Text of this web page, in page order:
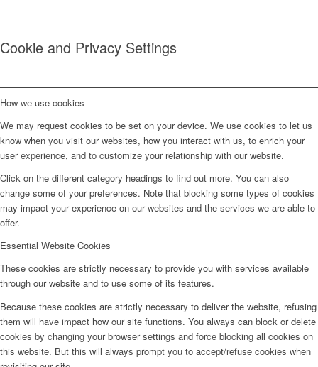
Cookie and Privacy Settings
How we use cookies
We may request cookies to be set on your device. We use cookies to let us
know when you visit our websites, how you interact with us, to enrich your
user experience, and to customize your relationship with our website.
Click on the different category headings to find out more. You can also
change some of your preferences. Note that blocking some types of cookies
may impact your experience on our websites and the services we are able to
offer.
Essential Website Cookies
These cookies are strictly necessary to provide you with services available
through our website and to use some of its features.
Because these cookies are strictly necessary to deliver the website, refusing
them will have impact how our site functions. You always can block or delete
cookies by changing your browser settings and force blocking all cookies on
this website. But this will always prompt you to accept/refuse cookies when